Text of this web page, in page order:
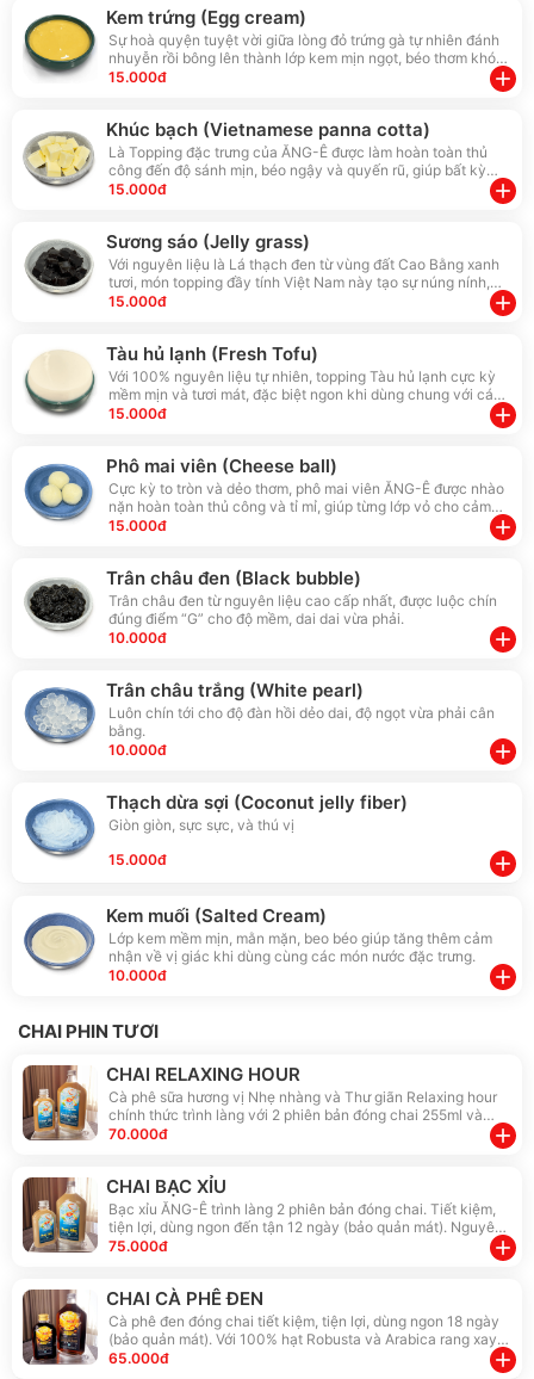
Kem trứng (Egg cream)
Sự hoà quyện tuyệt vời giữa lòng đỏ trứng gà tự nhiên đánh
nhuyễn rồi bông lên thành lớp kem mịn ngọt, béo thơm khó
cưỡng.
15.000đ add
Khúc bạch (Vietnamese panna cotta)
Là Topping đặc trưng của ĂNG-Ê được làm hoàn toàn thủ
công đến độ sánh mịn, béo ngậy và quyến rũ, giúp bất kỳ
món nước nào của bạn cũng trở nên không còn buồn chán.
15.000đ add
Sương sáo (Jelly grass)
Với nguyên liệu là Lá thạch đen từ vùng đất Cao Bằng xanh
tươi, món topping đầy tính Việt Nam này tạo sự núng nính,
thanh mát đến kỳ lạ
15.000đ add
Tàu hủ lạnh (Fresh Tofu)
Với 100% nguyên liệu tự nhiên, topping Tàu hủ lạnh cực kỳ
mềm mịn và tươi mát, đặc biệt ngon khi dùng chung với các
món nước đậm đà như Matcha và Cà phê tại ĂNG-Ê.
15.000đ add
Phô mai viên (Cheese ball)
Cực kỳ to tròn và dẻo thơm, phô mai viên ĂNG-Ê được nhào
nặn hoàn toàn thủ công và tỉ mỉ, giúp từng lớp vỏ cho cảm
giác chewwy nhai sướng cả răng
15.000đ add
Trân châu đen (Black bubble)
Trân châu đen từ nguyên liệu cao cấp nhất, được luộc chín
đúng điểm “G” cho độ mềm, dai dai vừa phải.
10.000đ
add
Trân châu trắng (White pearl)
Luôn chín tới cho độ đàn hồi dẻo dai, độ ngọt vừa phải cân
bằng.
10.000đ
add
Thạch dừa sợi (Coconut jelly fiber)
Giòn giòn, sực sực, và thú vị
15.000đ
add
Kem muối (Salted Cream)
Lớp kem mềm mịn, mằn mặn, beo béo giúp tăng thêm cảm
nhận về vị giác khi dùng cùng các món nước đặc trưng.
10.000đ
add
CHAI PHIN TƯƠI
CHAI RELAXING HOUR
Cà phê sữa hương vị Nhẹ nhàng và Thư giãn Relaxing hour
chính thức trình làng với 2 phiên bản đóng chai 255ml và
510ml. Tiết kiệm, tiện lợi, dùng ngon tận 15 ngày (bảo quản
mát). Từ hạt Robusta cao cấp cùng Bột kem INFIN. Mở nắp -
70.000đ add
CHAI BẠC XỈU
Bạc xỉu ĂNG-Ê trình làng 2 phiên bản đóng chai. Tiết kiệm,
tiện lợi, dùng ngon đến tận 12 ngày (bảo quản mát). Nguyên
chất 100% từ hạt cà phê Robusta với công thức nguyên bản
(có sữa đặc). Cho hương vị béo thơm, gần gũi với nhiều thế
75.000đ add
CHAI CÀ PHÊ ĐEN
Cà phê đen đóng chai tiết kiệm, tiện lợi, dùng ngon 18 ngày
(bảo quản mát). Với 100% hạt Robusta và Arabica rang xay
theo tiêu chuẩn riêng, đây sẽ là một trải nghiệm cực chân
65.000đ add